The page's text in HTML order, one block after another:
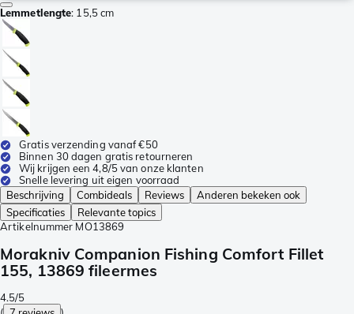
Lemmetlengte: 15,5 cm
Gratis verzending vanaf €50
Binnen 30 dagen gratis retourneren
Wij krijgen een 4,8/5 van onze klanten
Snelle levering uit eigen voorraad
Beschrijving
Combideals Reviews
Anderen bekeken ook
Specificaties
Relevante topics
Artikelnummer MO13869
Morakniv Companion Fishing Comfort Fillet
155, 13869 fileermes
4.5/5